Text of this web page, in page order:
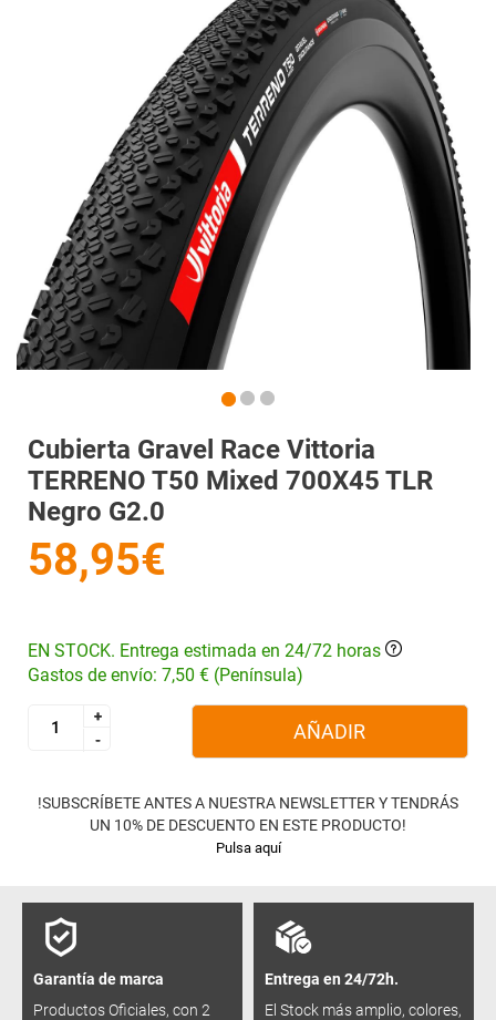
Cubierta Gravel Race Vittoria
TERRENO T50 Mixed 700X45 TLR
Negro G2.0
58,95€
EN STOCK. Entrega estimada en 24/72 horas
Gastos de envío: 7,50 € (Península)
+
-
+
-
AÑADIR
!SUBSCRÍBETE ANTES A NUESTRA NEWSLETTER Y TENDRÁS
UN 10% DE DESCUENTO EN ESTE PRODUCTO!
Pulsa aquí
Garantía de marca
Productos Oficiales, con 2
Entrega en 24/72h.
El Stock más amplio, colores,